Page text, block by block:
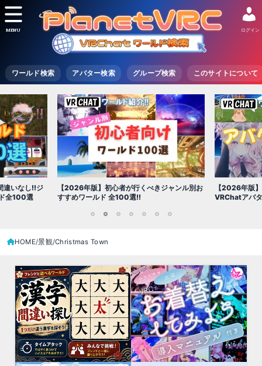
ワールド検索 アバター検索 グループ検索 このサイトについて
ログイン
MENU
ャンル別お
【2026年版】初心者必見!!無料で使える
VRChatアバター（アバターワールド紹介）
【2026年版
世界を味わえ
HOME 景観 Christmas Town